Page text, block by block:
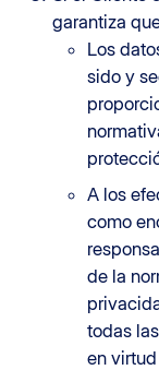
garantiza
Los
sido y
A los
como
de la
todas
en